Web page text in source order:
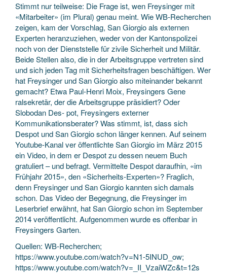
Stimmt nur teilweise: Die Frage ist, wen Freysinger mit
«Mitarbeiter» (im Plural) genau meint. Wie WB-Recherchen
zeigen, kam der Vorschlag, San Giorgio als externen
Experten heranzuziehen, weder von der Kantonspolizei
noch von der Dienststelle für zivile Sicherheit und Militär.
Beide Stellen also, die in der Arbeitsgruppe vertreten sind
und sich jeden Tag mit Sicherheitsfragen beschäftigen. Wer
hat Freysinger und San Giorgio also miteinander bekannt
gemacht? Etwa Paul-Henri Moix, Freysingers Gene
ralsekretär, der die Arbeitsgruppe präsidiert? Oder
Slobodan Des- pot, Freysingers externer
Kommunikationsberater? Was stimmt, ist, dass sich
Despot und San Giorgio schon länger kennen. Auf seinem
Youtube-Kanal ver öffentlichte San Giorgio im März 2015
ein Video, in dem er Despot zu dessen neuem Buch
gratuliert – und befragt. Vermittelte Despot daraufhin, «im
Frühjahr 2015», den «Sicherheits-Experten»? Fraglich,
denn Freysinger und San Giorgio kannten sich damals
schon. Das Video der Begegnung, die Freysinger im
Leserbrief erwähnt, hat San Giorgio schon im September
2014 veröffentlicht. Aufgenommen wurde es offenbar in
Freysingers Garten.
Quellen: WB-Recherchen;
https://www.youtube.com/watch?v=N1-5INUD_ow;
https://www.youtube.com/watch?v=_II_VzaiWZc&t=12s